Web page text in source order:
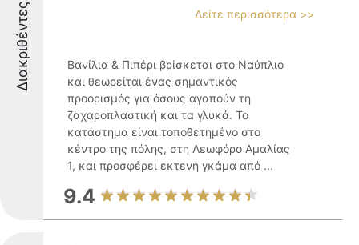
Διακριθέντες Δείτε περισσότερα >>
Βανίλια & Πιπέρι βρίσκεται στο Ναύπλιο
και θεωρείται ένας σημαντικός
προορισμός για όσους αγαπούν τη
ζαχαροπλαστική και τα γλυκά. Το
κατάστημα είναι τοποθετημένο στο
κέντρο της πόλης, στη Λεωφόρο Αμαλίας
1, και προσφέρει εκτενή γκάμα από ...
9.4